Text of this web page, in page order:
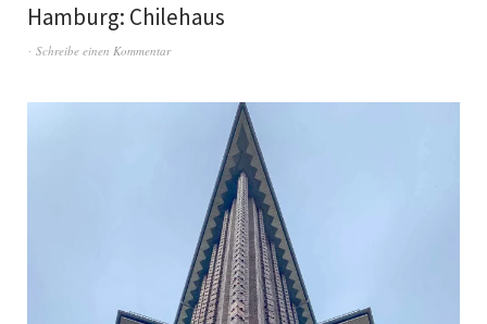
Hamburg: Chilehaus
Schreibe einen Kommentar